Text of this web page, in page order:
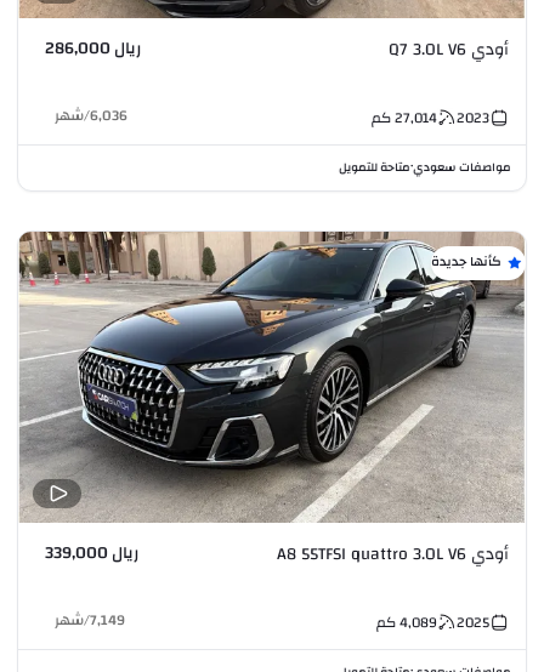
أودي Q7 3.0L V6 ريال 286,000
2023
27,014كم 6,036
/شهر
مواصفات سعودي•متاحة للتمويل
كأنها جديدة
أودي A8 55TFSI quattro 3.0L V6 ريال 339,000
2025
4,089كم 7,149
/شهر